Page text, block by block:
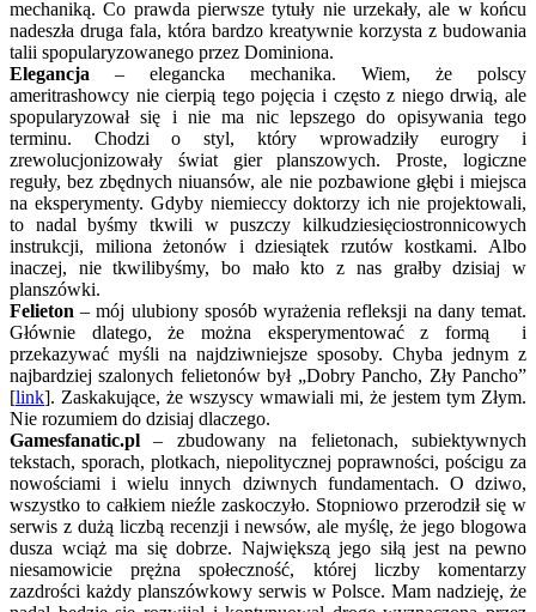
mechaniką. Co prawda pierwsze tytuły nie urzekały, ale w końcu
nadeszła druga fala, która bardzo kreatywnie korzysta z budowania
talii spopularyzowanego przez Dominiona.
Elegancja – elegancka mechanika. Wiem, że polscy
ameritrashowcy nie cierpią tego pojęcia i często z niego drwią, ale
spopularyzował się i nie ma nic lepszego do opisywania tego
terminu. Chodzi o styl, który wprowadziły eurogry i
zrewolucjonizowały świat gier planszowych. Proste, logiczne
reguły, bez zbędnych niuansów, ale nie pozbawione głębi i miejsca
na eksperymenty. Gdyby niemieccy doktorzy ich nie projektowali,
to nadal byśmy tkwili w puszczy kilkudziesięciostronnicowych
instrukcji, miliona żetonów i dziesiątek rzutów kostkami. Albo
inaczej, nie tkwilibyśmy, bo mało kto z nas grałby dzisiaj w
planszówki.
Felieton – mój ulubiony sposób wyrażenia refleksji na dany temat.
Głównie dlatego, że można eksperymentować z formą i
przekazywać myśli na najdziwniejsze sposoby. Chyba jednym z
najbardziej szalonych felietonów był „Dobry Pancho, Zły Pancho”
[link]. Zaskakujące, że wszyscy wmawiali mi, że jestem tym Złym.
Nie rozumiem do dzisiaj dlaczego.
Gamesfanatic.pl – zbudowany na felietonach, subiektywnych
tekstach, sporach, plotkach, niepolitycznej poprawności, pościgu za
nowościami i wielu innych dziwnych fundamentach. O dziwo,
wszystko to całkiem nieźle zaskoczyło. Stopniowo przerodził się w
serwis z dużą liczbą recenzji i newsów, ale myślę, że jego blogowa
dusza wciąż ma się dobrze. Największą jego siłą jest na pewno
niesamowicie prężna społeczność, której liczby komentarzy
zazdrości każdy planszówkowy serwis w Polsce. Mam nadzieję, że